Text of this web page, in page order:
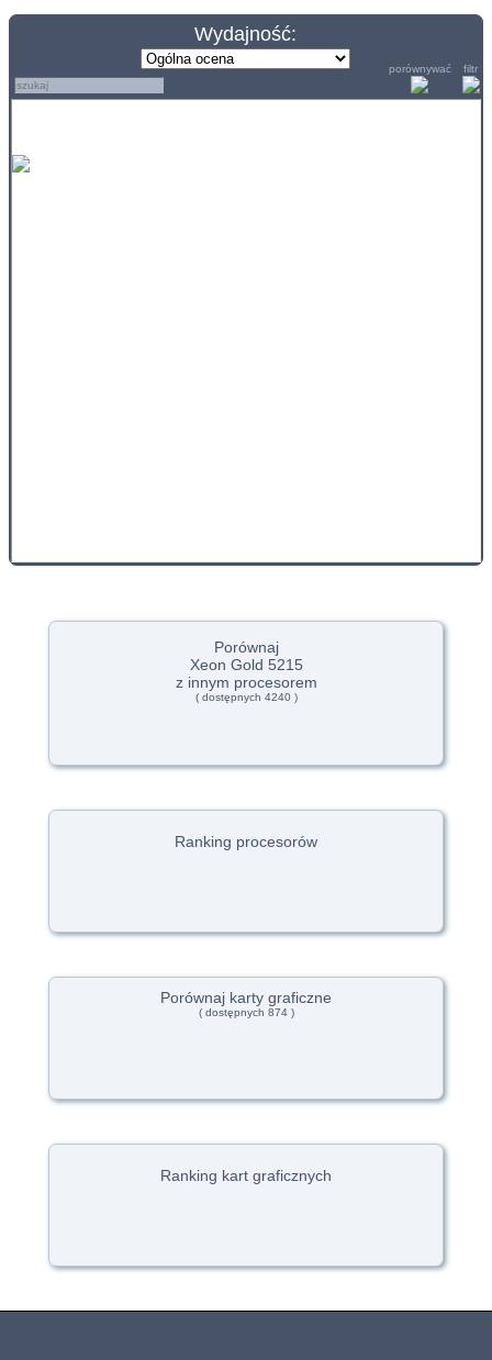
Wydajność:
porównywać filtr
Porównaj
Xeon Gold 5215
z innym procesorem
( dostępnych 4240 )
Ranking procesorów
Porównaj karty graficzne
( dostępnych 874 )
Ranking kart graficznych